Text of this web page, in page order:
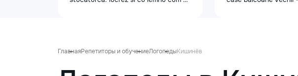
Servicii curatenie
ГлавнаяРепетиторы и обучениеЛогопедыКишинёв